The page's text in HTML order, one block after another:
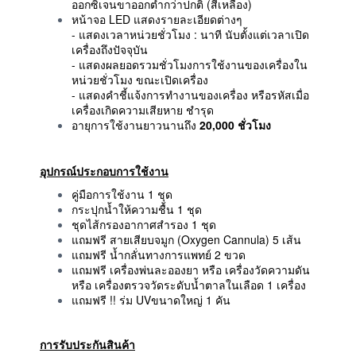
ออกซิเจนขาออกต่ำกว่าปกติ (สีเหลือง)
หน้าจอ LED แสดงรายละเอียดต่างๆ
- แสดงเวลาหน่วยชั่วโมง : นาที นับตั้งแต่เวลาเปิด
เครื่องถึงปัจจุบัน
- แสดงผลยอดรวมชั่วโมงการใช้งานของเครื่องใน
หน่วยชั่วโมง ขณะเปิดเครื่อง
- แสดงคำชี้แจ้งการทำงานของเครื่อง หรือรหัสเมื่อ
เครื่องเกิดความเสียหาย ชำรุด
อายุการใช้งานยาวนานถึง 20,000 ชั่วโมง
อุปกรณ์ประกอบการใช้งาน
คู่มือการใช้งาน 1 ชุด
กระปุกน้ำให้ความชื้น 1 ชุด
ชุดไส้กรองอากาศสำรอง 1 ชุด
แถมฟรี สายเสียบจมูก (Oxygen Cannula) 5 เส้น
แถมฟรี น้ำกลั่นทางการแพทย์ 2 ขวด
แถมฟรี เครื่องพ่นละอองยา หรือ เครื่องวัดความดัน
หรือ เครื่องตรวจวัดระดับน้ำตาลในเลือด 1 เครื่อง
แถมฟรี !! ร่ม UVขนาดใหญ่ 1 คัน
การรับประกันสินค้า